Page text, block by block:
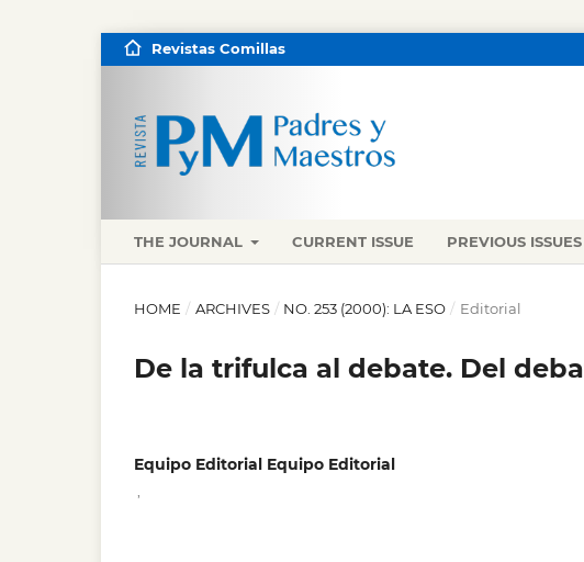
THE JOURNAL CURRENT ISSUE PREVIOUS ISSUES
Revistas Comillas
HOME / ARCHIVES / NO. 253 (2000): LA ESO / Editorial
De la trifulca al debate. Del
Equipo Editorial Equipo Editorial